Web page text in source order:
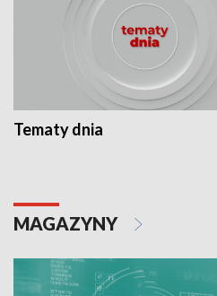
Tematy dnia
MAGAZYNY